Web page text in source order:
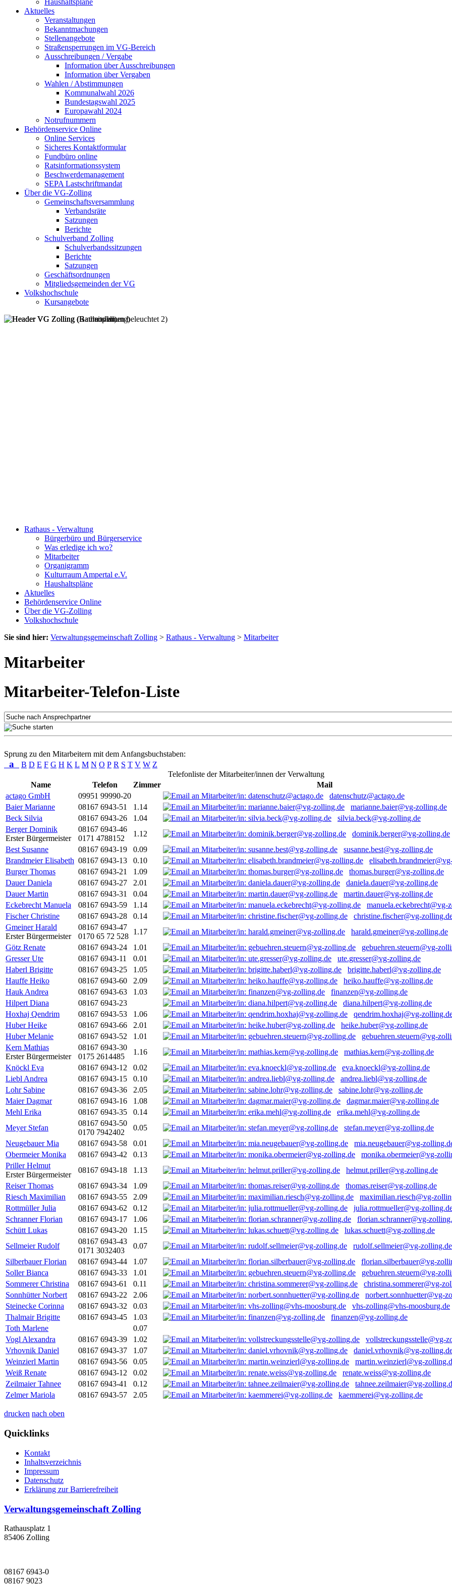
Haushaltspläne
Aktuelles
Veranstaltungen
Bekanntmachungen
Stellenangebote
Straßensperrungen im VG-Bereich
Ausschreibungen / Vergabe
Information über Ausschreibungen
Information über Vergaben
Wahlen / Abstimmungen
Kommunalwahl 2026
Bundestagswahl 2025
Europawahl 2024
Notrufnummern
Behördenservice Online
Online Services
Sicheres Kontaktformular
Fundbüro online
Ratsinformationssystem
Beschwerdemanagement
SEPA Lastschriftmandat
Über die VG-Zolling
Gemeinschaftsversammlung
Verbandsräte
Satzungen
Berichte
Schulverband Zolling
Schulverbandssitzungen
Berichte
Satzungen
Geschäftsordnungen
Mitgliedsgemeinden der VG
Volkshochschule
Kursangebote
Rathaus - Verwaltung
Bürgerbüro und Bürgerservice
Was erledige ich wo?
Mitarbeiter
Organigramm
Kulturraum Ampertal e.V.
Haushaltspläne
Aktuelles
Behördenservice Online
Über die VG-Zolling
Volkshochschule
Sie sind hier: Verwaltungsgemeinschaft Zolling > Rathaus - Verwaltung > Mitarbeiter
Mitarbeiter
Mitarbeiter-Telefon-Liste
Sprung zu den Mitarbeitern mit dem Anfangsbuchstaben:
a B D E F G H K L M N O P R S T V W Z
Telefonliste der Mitarbeiter/innen der Verwaltung
Name
Telefon Zimmer
Mail
actago GmbH
09951 99990-20
datenschutz@actago.de
Baier Marianne
08167 6943-51 1.14
marianne.baier@vg-zolling.de
Beck Silvia
08167 6943-26 1.04
silvia.beck@vg-zolling.de
Berger Dominik
Erster Bürgermeister
08167 6943-46
0171 4788152
1.12
dominik.berger@vg-zolling.de
Best Susanne
08167 6943-19 0.09
susanne.best@vg-zolling.de
Brandmeier Elisabeth 08167 6943-13 0.10
Burger Thomas
08167 6943-21 1.09
thomas.burger@vg-zolling.de
Dauer Daniela
08167 6943-27 2.01
daniela.dauer@vg-zolling.de
Dauer Martin
08167 6943-31 0.04
martin.dauer@vg-zolling.de
Eckebrecht Manuela
08167 6943-59 1.14
manuela.eckebrecht@vg-
Fischer Christine
08167 6943-28 0.14
christine.fischer@vg-
Gmeiner Harald
Erster Bürgermeister
08167 6943-47
0170 65 72 528
1.17
harald.gmeiner@vg-zolling.de
Götz Renate
08167 6943-24 1.01
gebuehren.steuern@vg-
Gresser Ute
08167 6943-11 0.01
ute.gresser@vg-zolling.de
Haberl Brigitte
08167 6943-25 1.05
brigitte.haberl@vg-zolling.de
Hauffe Heiko
08167 6943-60 2.09
heiko.hauffe@vg-zolling.de
Hauk Andrea
08167 6943-63 1.03
finanzen@vg-zolling.de
Hilpert Diana
08167 6943-23
diana.hilpert@vg-zolling.de
Hoxhaj Qendrim
08167 6943-53 1.06
qendrim.hoxhaj@vg-
Huber Heike
08167 6943-66 2.01
heike.huber@vg-zolling.de
Huber Melanie
08167 6943-52 1.01
gebuehren.steuern@vg-
Kern Mathias
Erster Bürgermeister
08167 6943-30
0175 2614485
1.16
mathias.kern@vg-zolling.de
Knöckl Eva
08167 6943-12 0.02
eva.knoeckl@vg-zolling.de
Liebl Andrea
08167 6943-15 0.10
andrea.liebl@vg-zolling.de
Lohr Sabine
08167 6943-36 2.05
sabine.lohr@vg-zolling.de
Maier Dagmar
08167 6943-16 1.08
dagmar.maier@vg-zolling.de
Mehl Erika
08167 6943-35 0.14
erika.mehl@vg-zolling.de
Meyer Stefan
08167 6943-50
0170 7942402
0.05
stefan.meyer@vg-zolling.de
Neugebauer Mia
08167 6943-58 0.01
mia.neugebauer@vg-
Obermeier Monika
08167 6943-42 0.13
monika.obermeier@vg-
Priller Helmut
Erster Bürgermeister
08167 6943-18 1.13
helmut.priller@vg-zolling.de
Reiser Thomas
08167 6943-34 1.09
thomas.reiser@vg-zolling.de
Riesch Maximilian
08167 6943-55 2.09
maximilian.riesch@vg-
Rottmüller Julia
08167 6943-62 0.12
julia.rottmueller@vg-
Schranner Florian
08167 6943-17 1.06
florian.schranner@vg-
Schütt Lukas
08167 6943-20 1.15
lukas.schuett@vg-zolling.de
Sellmeier Rudolf
08167 6943-43
0171 3032403
0.07
rudolf.sellmeier@vg-zolling.de
Silberbauer Florian
08167 6943-44 1.07
florian.silberbauer@vg-
Soller Bianca
08167 6943-33 1.01
gebuehren.steuern@vg-
Sommerer Christina
08167 6943-61 0.11
christina.sommerer@vg-
Sonnhütter Norbert
08167 6943-22 2.06
norbert.sonnhuetter@vg-
Steinecke Corinna
08167 6943-32 0.03
vhs-zolling@vhs-moosburg.de
Thalmair Brigitte
08167 6943-45 1.03
finanzen@vg-zolling.de
Toth Marlene
0.07
Vogl Alexandra
08167 6943-39 1.02
vollstreckungsstelle@vg-
Vrhovnik Daniel
08167 6943-37 1.07
daniel.vrhovnik@vg-
Weinzierl Martin
08167 6943-56 0.05
martin.weinzierl@vg-
Weiß Renate
08167 6943-12 0.02
renate.weiss@vg-zolling.de
Zeilmaier Tahnee
08167 6943-41 0.12
tahnee.zeilmaier@vg-
Zelmer Mariola
08167 6943-57 2.05 kaemmerei@vg-zolling.de
drucken nach oben
Quicklinks
Kontakt
Inhaltsverzeichnis
Impressum
Datenschutz
Erklärung zur Barrierefreiheit
Verwaltungsgemeinschaft Zolling
Rathausplatz 1
85406 Zolling
08167 6943-0
08167 9023